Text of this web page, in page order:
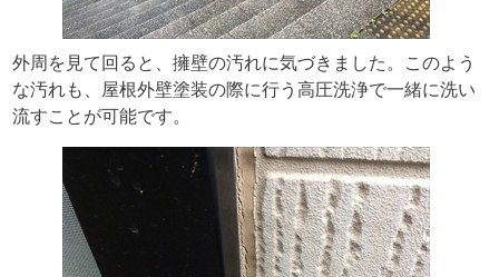
外周を見て回ると、擁壁の汚れに気づきました。このよう
な汚れも、屋根外壁塗装の際に行う高圧洗浄で一緒に洗い
流すことが可能です。